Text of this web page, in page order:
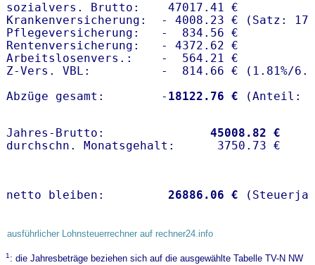
sozialvers. Brutto:    47017.41 €
Krankenversicherung:  - 4008.23 € (Satz:
Pflegeversicherung:   -  834.56 €
Rentenversicherung:   - 4372.62 €
Arbeitslosenvers.:    -  564.21 €
Z-Vers. VBL:          -  814.66 € ( 1.81%/
Abzüge gesamt:        - 18122.76 €
Jahres-Brutto: 45008.82 €
netto bleiben: 26886.06 €
ausführlicher Lohnsteuerrechner auf rechner24.info
1: die Jahresbeträge beziehen sich auf die ausgewählte Tabelle TV-N NW